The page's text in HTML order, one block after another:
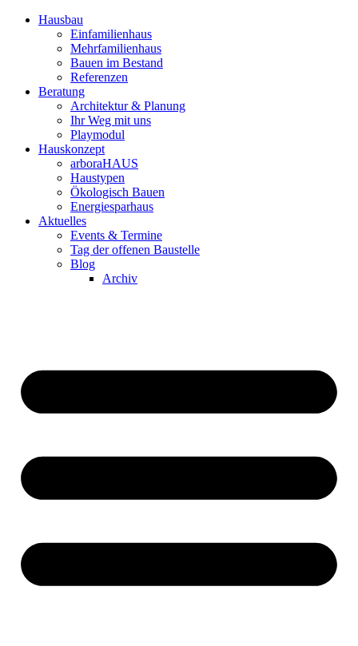
Hausbau
Einfamilienhaus
Mehrfamilienhaus
Bauen im Bestand
Referenzen
Beratung
Architektur & Planung
Ihr Weg mit uns
Playmodul
Hauskonzept
arboraHAUS
Haustypen
Ökologisch Bauen
Energiesparhaus
Aktuelles
Events & Termine
Tag der offenen Baustelle
Blog
Archiv